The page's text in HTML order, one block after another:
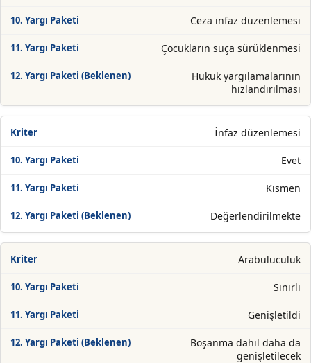
Ceza infaz düzenlemesi
Çocukların suça sürüklenmesi
Hukuk yargılamalarının
hızlandırılması
İnfaz düzenlemesi
Evet
Kısmen
Değerlendirilmekte
Arabuluculuk
Sınırlı
Genişletildi
Boşanma dahil daha da
genişletilecek